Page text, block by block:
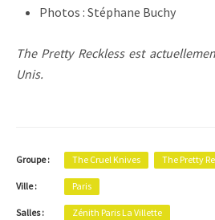
Photos : Stéphane Buchy
The Pretty Reckless est
Unis.
Groupe : The Cruel Knives The Pretty
Ville : Paris
Salles : Zénith Paris La Villette